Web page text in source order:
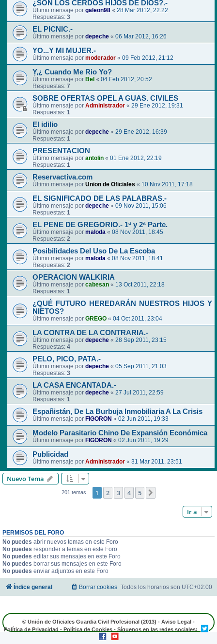
¿SON LOS CERDOS HIJOS DE DIOS?.-
Último mensaje por galeon98 « 28 Mar 2012, 22:22
Respuestas: 3
EL PICNIC.-
Último mensaje por depeche « 06 Mar 2012, 16:26
YO...Y MI MUJER.-
Último mensaje por moderador « 09 Feb 2012, 21:12
Y,¿ Cuando Me Rio Yo?
Último mensaje por Bel « 04 Feb 2012, 20:52
Respuestas: 7
SOBRE OFERTAS OPEL A GUAS. CIVILES
Último mensaje por Administrador « 29 Ene 2012, 19:31
Respuestas: 1
El idilio
Último mensaje por depeche « 29 Ene 2012, 16:39
Respuestas: 1
PRESENTACION
Último mensaje por antolin « 01 Ene 2012, 22:19
Respuestas: 1
Reservactiva.com
Último mensaje por Union de Oficiales « 10 Nov 2011, 17:18
EL SIGNIFICADO DE LAS PALABRAS.-
Último mensaje por depeche « 09 Nov 2011, 15:06
Respuestas: 1
EL PENE DE GREGORIO.- 1ª y 2ª Parte.
Último mensaje por maloda « 08 Nov 2011, 18:45
Respuestas: 2
Posibilidades Del Uso De La Escoba
Último mensaje por maloda « 08 Nov 2011, 18:41
Respuestas: 2
OPERACION WALKIRIA
Último mensaje por cabesan « 13 Oct 2011, 22:18
Respuestas: 1
¿QUÉ FUTURO HEREDARÁN NUESTROS HIJOS Y
NIETOS?
Último mensaje por GREGO « 04 Oct 2011, 23:04
LA CONTRA DE LA CONTRARIA.-
Último mensaje por depeche « 28 Sep 2011, 23:15
Respuestas: 4
PELO, PICO, PATA.-
Último mensaje por depeche « 05 Sep 2011, 21:03
Respuestas: 3
LA CASA ENCANTADA.-
Último mensaje por depeche « 27 Jul 2011, 22:59
Respuestas: 1
Españistán, De La Burbuja Inmobiliaria A La Crisis
Último mensaje por FIGORON « 02 Jun 2011, 19:33
Modelo Parasitario Chino De Expansión Económica
Último mensaje por FIGORON « 02 Jun 2011, 19:29
Publicidad
Último mensaje por Administrador « 31 Mar 2011, 23:51
Nuevo Tema
201 temas 1 2 3 4 5
Ir a
PERMISOS DEL FORO
No puedes abrir nuevos temas en este Foro
No puedes responder a temas en este Foro
No puedes editar sus mensajes en este Foro
No puedes borrar sus mensajes en este Foro
No puedes enviar adjuntos en este Foro
Índice general Todos los horarios son UTC+02:00
Borrar cookies
© Unión de Oficiales Guardia Civil Profesional (2013) - Aviso Legal -
Política de Privacidad - Política de Cookies - Síguenos en las redes sociales: